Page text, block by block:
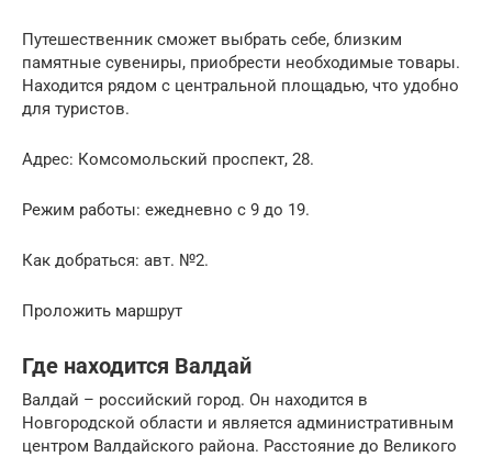
Путешественник сможет выбрать себе, близким
памятные сувениры, приобрести необходимые товары.
Находится рядом с центральной площадью, что удобно
для туристов.
Адрес: Комсомольский проспект, 28.
Режим работы: ежедневно с 9 до 19.
Как добраться: авт. №2.
Проложить маршрут
Где находится Валдай
Валдай – российский город. Он находится в
Новгородской области и является административным
центром Валдайского района. Расстояние до Великого